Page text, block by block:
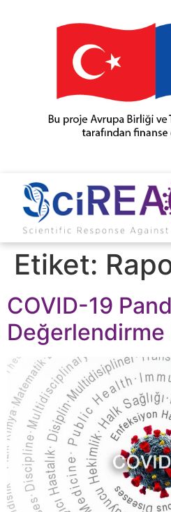
Etiket:
COVID-19
Değerlendirme